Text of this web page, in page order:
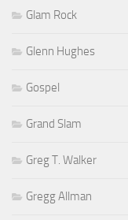
Glam Rock
Glenn Hughes
Gospel
Grand Slam
Greg T. Walker
Gregg Allman